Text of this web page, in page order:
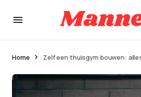
Home Zelf een thuisgym bouwen: